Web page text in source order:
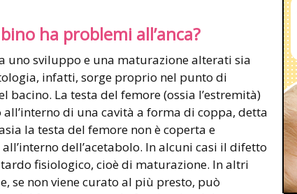
ha problemi all’anca?
uno sviluppo e una maturazione alterati sia
infatti, sorge proprio nel punto di
bacino. La testa del femore (ossia l’estremità)
di una cavità a forma di coppa, detta
la testa del femore non è coperta e
dell’acetabolo. In alcuni casi il difetto
fisiologico, cioè di maturazione. In altri
se non viene curato al più presto, può